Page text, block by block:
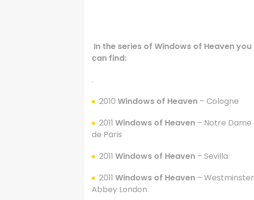
In the series of Windows of Heaven you
can find:
.
2010 Windows of Heaven – Cologne
2011 Windows of Heaven – Notre Dame
de Paris
2011 Windows of Heaven – Sevilla
2011 Windows of Heaven – Westminster
Abbey London